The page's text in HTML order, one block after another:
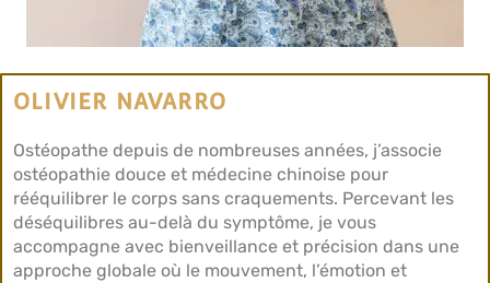
OLIVIER NAVARRO
Ostéopathe depuis de nombreuses années, j’associe
ostéopathie douce et médecine chinoise pour
rééquilibrer le corps sans craquements. Percevant les
déséquilibres au-delà du symptôme, je vous
accompagne avec bienveillance et précision dans une
approche globale où le mouvement, l’émotion et